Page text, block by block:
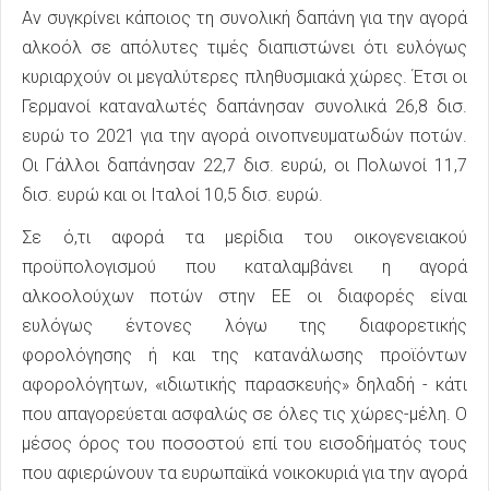
Αν συγκρίνει κάποιος τη συνολική δαπάνη για την αγορά
αλκοόλ σε απόλυτες τιμές διαπιστώνει ότι ευλόγως
κυριαρχούν οι μεγαλύτερες πληθυσμιακά χώρες. Έτσι οι
Γερμανοί καταναλωτές δαπάνησαν συνολικά 26,8 δισ.
ευρώ το 2021 για την αγορά οινοπνευματωδών ποτών.
Οι Γάλλοι δαπάνησαν 22,7 δισ. ευρώ, οι Πολωνοί 11,7
δισ. ευρώ και οι Ιταλοί 10,5 δισ. ευρώ.
Σε ό,τι αφορά τα μερίδια του οικογενειακού
προϋπολογισμού που καταλαμβάνει η αγορά
αλκοολούχων ποτών στην ΕΕ οι διαφορές είναι
ευλόγως έντονες λόγω της διαφορετικής
φορολόγησης ή και της κατανάλωσης προϊόντων
αφορολόγητων, «ιδιωτικής παρασκευής» δηλαδή - κάτι
που απαγορεύεται ασφαλώς σε όλες τις χώρες-μέλη. Ο
μέσος όρος του ποσοστού επί του εισοδήματός τους
που αφιερώνουν τα ευρωπαϊκά νοικοκυριά για την αγορά